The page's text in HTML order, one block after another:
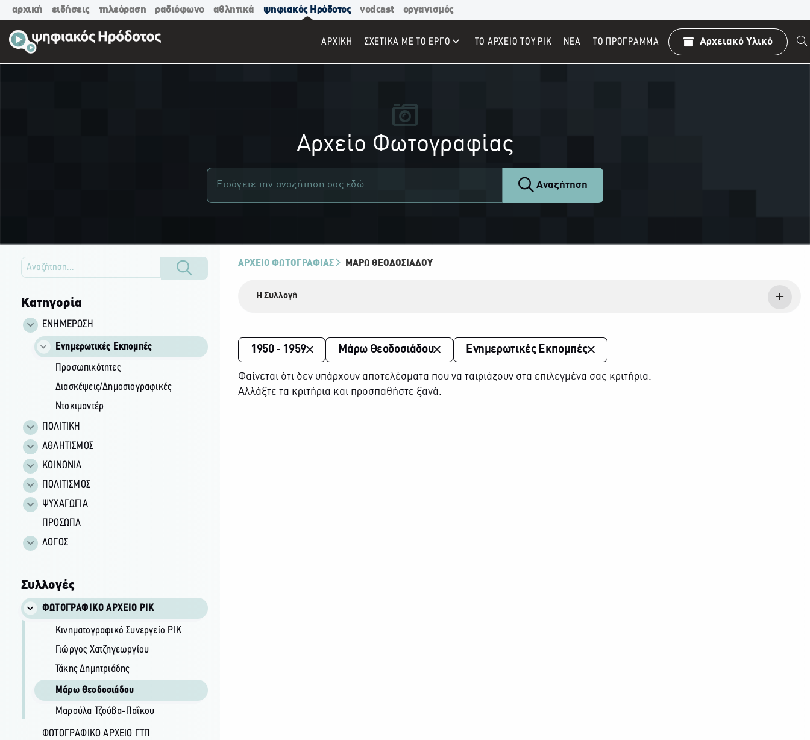
αρχική ειδήσεις τηλεόραση ραδιόφωνο αθλητικά ψηφιακός Ηρόδοτος vodcast οργανισμός
ΑΡΧΙΚΉ ΣΧΕΤΙΚΑ ΜΕ ΤΟ ΕΡΓΟ ΤΟ ΑΡΧΕΙΟ ΤΟΥ ΡΙΚ ΝΕΑ TO ΠΡΌΓΡΑΜΜΑ Αρχειακό Υλικό
Αρχείο Φωτογραφίας
Αναζήτηση
Κατηγορία
ΕΝΗΜΕΡΩΣΗ
Ενημερωτικές Εκπομπές
Προσωπικότητες
Διασκέψεις/Δημοσιογραφικές
Ντοκιμαντέρ
ΠΟΛΙΤΙΚΗ
ΑΘΛΗΤΙΣΜΟΣ
ΚΟΙΝΩΝΙΑ
ΠΟΛΙΤΙΣΜΟΣ
ΨΥΧΑΓΩΓΙΑ
ΠΡΟΣΩΠΑ
ΛΟΓΟΣ
Συλλογές
ΦΩΤΟΓΡΑΦΙΚΌ ΑΡΧΕΊΟ ΡΙΚ
Κινηματογραφικό Συνεργείο ΡΙΚ
Γιώργος Χατζηγεωργίου
Τάκης Δημητριάδης
Μάρω Θεοδοσιάδου
Μαρούλα Τζούβα-Παΐκου
ΦΩΤΟΓΡΑΦΙΚΌ ΑΡΧΕΊΟ ΓΤΠ
ΑΡΧΕΙΟ ΦΩΤΟΓΡΑΦΙΑΣ ΜΆΡΩ ΘΕΟΔΟΣΙΆΔΟΥ
Η Συλλογή
1950 - 1959 Μάρω Θεοδοσιάδου Ενημερωτικές Εκπομπές
Φαίνεται ότι δεν υπάρχουν αποτελέσματα που να ταιριάζουν στα επιλεγμένα σας κριτήρια.
Αλλάξτε τα κριτήρια και προσπαθήστε ξανά.